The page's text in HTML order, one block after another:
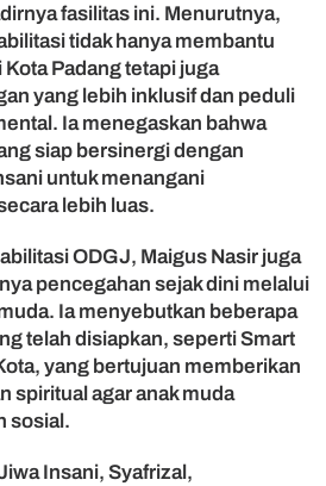
fasilitas ini. Menurutnya,
tidak hanya membantu
Padang tetapi juga
yang lebih inklusif dan peduli
Ia menegaskan bahwa
siap bersinergi dengan
untuk menangani
lebih luas.
ODGJ, Maigus Nasir juga
pencegahan sejak dini melalui
Ia menyebutkan beberapa
telah disiapkan, seperti Smart
yang bertujuan memberikan
spiritual agar anak muda
sosial.
Insani, Syafrizal,